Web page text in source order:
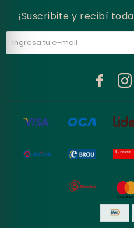
¡Suscribite y recibí
 